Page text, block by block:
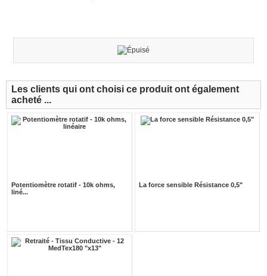
Les clients qui ont choisi ce produit ont également
acheté ...
Potentiomètre rotatif - 10k ohms,
liné...
La force sensible Résistance 0,5"